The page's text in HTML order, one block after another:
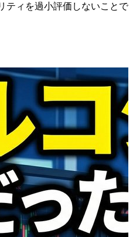
ティを過小評価しないことで